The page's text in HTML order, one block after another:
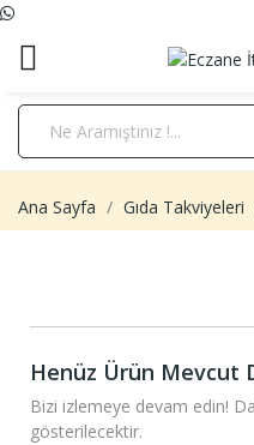
WhatsApp
Ana Sayfa Gıda Takviyeleri
Henüz Ürün Mevcut
Bizi izlemeye devam edin!
gösterilecektir.